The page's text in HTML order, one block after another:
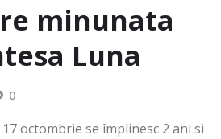
minunata
Luna
0
octombrie se împlinesc 2 ani si